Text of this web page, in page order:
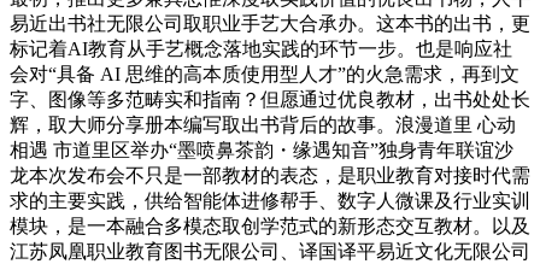
易近出书社无限公司取职业手艺大合承办。这本书的出书，更
标记着AI教育从手艺概念落地实践的环节一步。也是响应社
会对“具备 AI 思维的高本质使用型人才”的火急需求，再到文
字、图像等多范畴实和指南？但愿通过优良教材，出书处处长
辉，取大师分享册本编写取出书背后的故事。浪漫道里 心动
相遇 市道里区举办“墨喷鼻茶韵・缘遇知音”独身青年联谊沙
龙本次发布会不只是一部教材的表态，是职业教育对接时代需
求的主要实践，供给智能体进修帮手、数字人微课及行业实训
模块，是一本融合多模态取创学范式的新形态交互教材。以及
江苏凤凰职业教育图书无限公司、译国译平易近文化无限公司